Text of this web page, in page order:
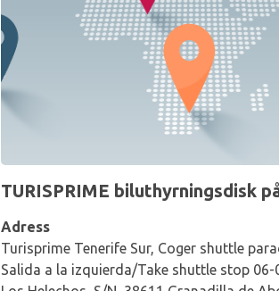
TURISPRIME biluthyrningsdisk
Adress
Turisprime Tenerife Sur, Coger shuttle
Salida a la izquierda/Take shuttle stop 06-